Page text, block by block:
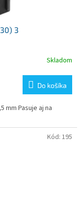
3
Skladom
Do košíka
mm Pasuje aj na
Kód: 195